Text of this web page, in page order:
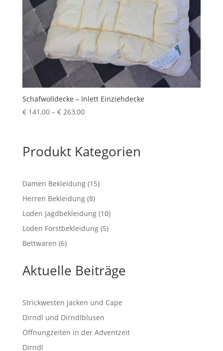
Schafwolldecke – Inlett Einziehdecke
€141,00 – €263,00Preisspanne:
Produkt Kategorien
Damen Bekleidung 1515
Herren Bekleidung 88
Produkte
Loden Jagdbekleidung 1010
Loden Forstbekleidung 55
Bettwaren 66
Aktuelle Beiträge
Strickwesten Jacken und Cape
Dirndl und Dirndlblusen
Öffnungzeiten in der Adventzeit
Dirndl